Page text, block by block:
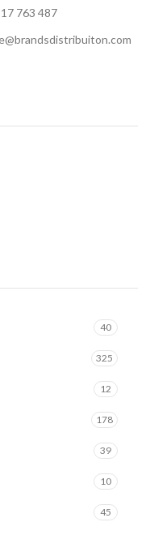
763 487
40
325
12
178
39
10
45